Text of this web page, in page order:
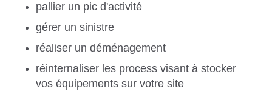
pallier un pic d'activité
gérer un sinistre
réaliser un déménagement
réinternaliser les process visant à stocker
vos équipements sur votre site